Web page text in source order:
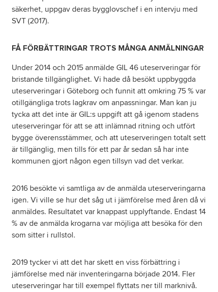
säkerhet, uppgav deras bygglovschef i en intervju med
SVT (2017).
FÅ FÖRBÄTTRINGAR TROTS MÅNGA ANMÄLNINGAR
Under 2014 och 2015 anmälde GIL 46 uteserveringar för
bristande tillgänglighet. Vi hade då besökt uppbyggda
uteserveringar i Göteborg och funnit att omkring 75 % var
otillgängliga trots lagkrav om anpassningar. Man kan ju
tycka att det inte är GIL:s uppgift att gå igenom stadens
uteserveringar för att se att inlämnad ritning och utfört
bygge överensstämmer, och att uteserveringen totalt sett
är tillgänglig, men tills för ett par år sedan så har inte
kommunen gjort någon egen tillsyn vad det verkar.
2016 besökte vi samtliga av de anmälda uteserveringarna
igen. Vi ville se hur det såg ut i jämförelse med åren då vi
anmäldes. Resultatet var knappast upplyftande. Endast 14
% av de anmälda krogarna var möjliga att besöka för den
som sitter i rullstol.
2019 tycker vi att det har skett en viss förbättring i
jämförelse med när inventeringarna började 2014. Fler
uteserveringar har till exempel flyttats ner till marknivå.